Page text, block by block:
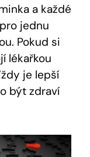
a každé
jednu
Pokud si
lékařkou
je lepší
být zdraví